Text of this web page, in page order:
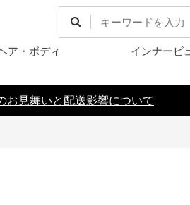
ア・ボディ インナービ
お見舞いと配送影響について